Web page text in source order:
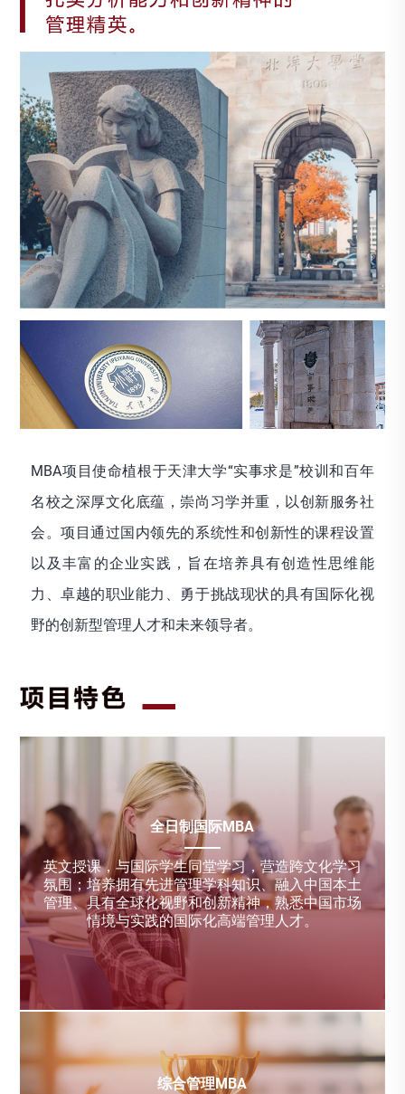
MBA项目使命植根于天津大学“实事求是”校训和百年
名校之深厚文化底蕴，崇尚习学并重，以创新服务社
会。项目通过国内领先的系统性和创新性的课程设置
以及丰富的企业实践，旨在培养具有创造性思维能
力、卓越的职业能力、勇于挑战现状的具有国际化视
野的创新型管理人才和未来领导者。
全日制国际MBA
英文授课，与国际学生同堂学习，营造跨文化学习
氛围；培养拥有先进管理学科知识、融入中国本土
管理、具有全球化视野和创新精神，熟悉中国市场
情境与实践的国际化高端管理人才。
综合管理MBA